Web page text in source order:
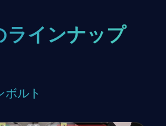
ラインナップ
ボルト